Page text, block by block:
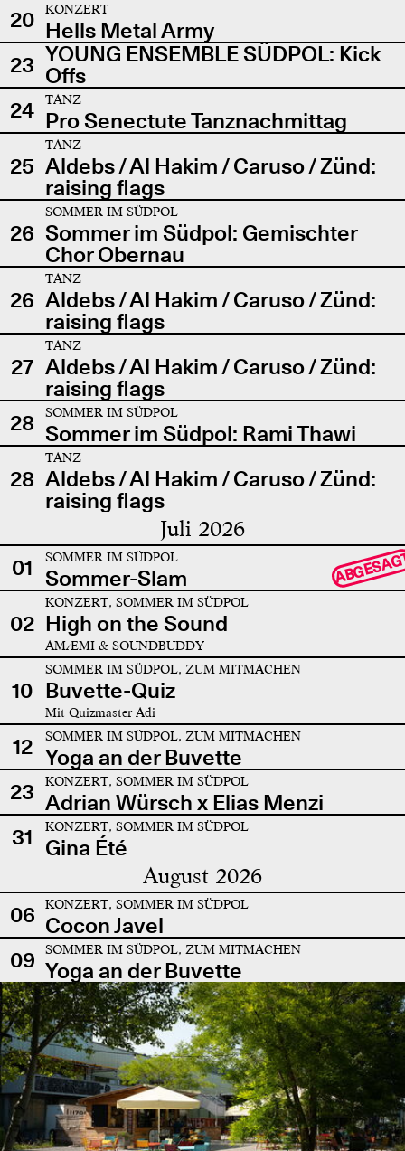
20
KONZERT
Hells Metal Army
23 YOUNG ENSEMBLE SÜDPOL: Kick
Offs
24
TANZ
Pro Senectute Tanznachmittag
25
TANZ
Aldebs / Al Hakim / Caruso / Zünd:
raising flags
26
SOMMER IM SÜDPOL
Sommer im Südpol: Gemischter
Chor Obernau
26
TANZ
Aldebs / Al Hakim / Caruso / Zünd:
raising flags
27
TANZ
Aldebs / Al Hakim / Caruso / Zünd:
raising flags
28
SOMMER IM SÜDPOL
Sommer im Südpol: Rami Thawi
28
TANZ
Aldebs / Al Hakim / Caruso / Zünd:
raising flags
Juli 2026
01 SOMMER IM SÜDPOL
Sommer-Slam
02
KONZERT, SOMMER IM SÜDPOL
High on the Sound
AMÆMI & SOUNDBUDDY
10
SOMMER IM SÜDPOL, ZUM MITMACHEN
Buvette-Quiz
Mit Quizmaster Adi
12 SOMMER IM SÜDPOL, ZUM MITMACHEN
Yoga an der Buvette
23
KONZERT, SOMMER IM SÜDPOL
Adrian Würsch x Elias Menzi
31
KONZERT, SOMMER IM SÜDPOL
Gina Été
August 2026
06 KONZERT, SOMMER IM SÜDPOL
Cocon Javel
09
SOMMER IM SÜDPOL, ZUM MITMACHEN
Yoga an der Buvette